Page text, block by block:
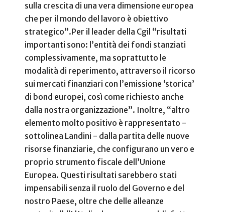
sulla crescita di una vera dimensione europea
che per il mondo del lavoro è obiettivo
strategico”.Per il leader della Cgil “risultati
importanti sono: l’entità dei fondi stanziati
complessivamente, ma soprattutto le
modalità di reperimento, attraverso il ricorso
sui mercati finanziari con l’emissione ‘storica’
di bond europei, così come richiesto anche
dalla nostra organizzazione”. Inoltre, “altro
elemento molto positivo è rappresentato -
sottolinea Landini - dalla partita delle nuove
risorse finanziarie, che configurano un vero e
proprio strumento fiscale dell’Unione
Europea. Questi risultati sarebbero stati
impensabili senza il ruolo del Governo e del
nostro Paese, oltre che delle alleanze